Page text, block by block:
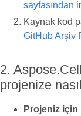
sayfasından
Kaynak kod
GitHub Arşiv
2.
projenize
Projeniz